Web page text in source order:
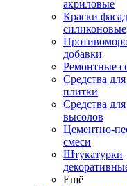
акриловые
Краски
силиконовые
добавки
Ремонтные
Средства
плитки
Средства
высолов
Цементно-
смеси
Штукатурки
Ещё